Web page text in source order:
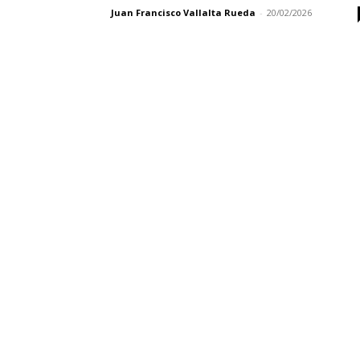
Juan Francisco Vallalta Rueda - 20/02/2026